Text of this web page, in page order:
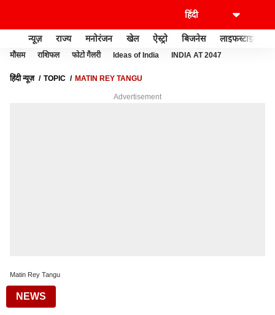
न्यूज़ राज्य मनोरंजन खेल ऐस्ट्रो बिजनेस लाइफस्टाइल
मौसम राशिफल फोटो गैलरी Ideas of India INDIA AT 2047
हिंदी न्यूज़ TOPIC MATIN REY TANGU
Advertisement
Matin Rey Tangu
NEWS